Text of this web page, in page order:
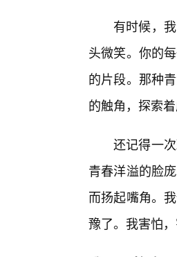
有时候，
头微笑。你的
的片段。那种
的触角，探索
还记得一
青春洋溢的脸
而扬起嘴角。
豫了。我害怕